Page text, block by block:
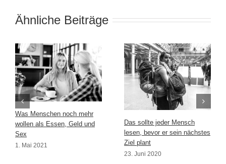
Ähnliche Beiträge
Was Menschen noch mehr
wollen als Essen, Geld und
Sex
1. Mai 2021
Das sollte jeder Mensch
lesen, bevor er sein nächstes
Ziel plant
23. Juni 2020